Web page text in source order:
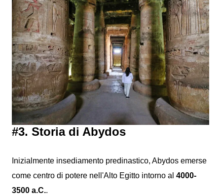
#3. Storia di Abydos
Inizialmente insediamento predinastico, Abydos emerse
come centro di potere nell'Alto Egitto intorno al 4000-
3500 a.C..